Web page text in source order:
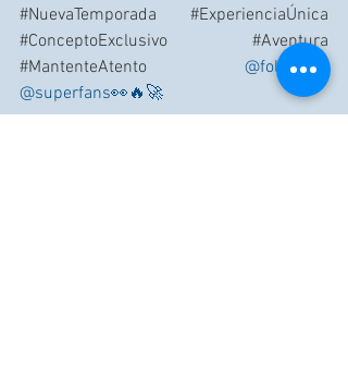
#NuevaTemporada
#ExperienciaÚnica
#ConceptoExclusivo
#Aventura
#MantenteAtento @followers
@superfans👀🔥🚀